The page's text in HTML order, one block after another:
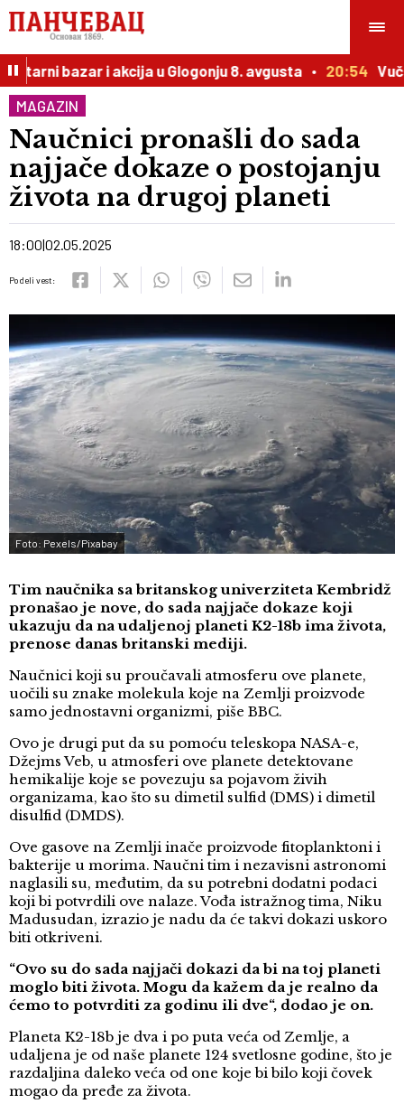
i akcija u Glogonju 8. avgusta 20:54
Vučić
MAGAZIN
Naučnici pronašli do sada
najjače dokaze o postojanju
života na drugoj planeti
18:00 02.05.2025
Podeli vest:
Foto: Pexels/Pixabay
Tim naučnika sa britanskog univerziteta Kembridž
pronašao je nove, do sada najjače dokaze koji
ukazuju da na udaljenoj planeti K2-18b ima života,
prenose danas britanski mediji.
Naučnici koji su proučavali atmosferu ove planete,
uočili su znake molekula koje na Zemlji proizvode
samo jednostavni organizmi, piše BBC.
Ovo je drugi put da su pomoću teleskopa NASA-e,
Džejms Veb, u atmosferi ove planete detektovane
hemikalije koje se povezuju sa pojavom živih
organizama, kao što su dimetil sulfid (DMS) i dimetil
disulfid (DMDS).
Ove gasove na Zemlji inače proizvode fitoplanktoni i
bakterije u morima. Naučni tim i nezavisni astronomi
naglasili su, međutim, da su potrebni dodatni podaci
koji bi potvrdili ove nalaze. Vođa istražnog tima, Niku
Madusudan, izrazio je nadu da će takvi dokazi uskoro
biti otkriveni.
“Ovo su do sada najjači dokazi da bi na toj planeti
moglo biti života. Mogu da kažem da je realno da
ćemo to potvrditi za godinu ili dve“, dodao je on.
Planeta K2-18b je dva i po puta veća od Zemlje, a
udaljena je od naše planete 124 svetlosne godine, što je
razdaljina daleko veća od one koje bi bilo koji čovek
mogao da pređe za života.